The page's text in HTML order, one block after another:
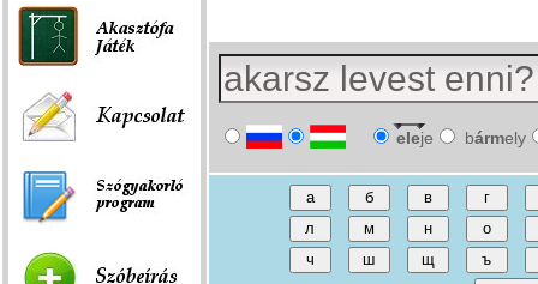
eleje bármely